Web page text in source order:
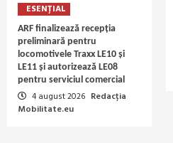
ESENȚIAL
ARF finalizează recepția
preliminară pentru
locomotivele Traxx LE10 și
LE11 și autorizează LE08
pentru serviciul comercial
4 august 2026 Redacția
Mobilitate.eu